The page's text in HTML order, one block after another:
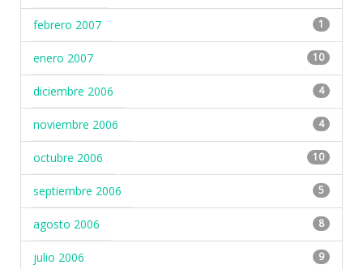
febrero 2007 1
enero 2007 10
diciembre 2006 4
noviembre 2006 4
octubre 2006 10
septiembre 2006 5
agosto 2006 8
julio 2006 9